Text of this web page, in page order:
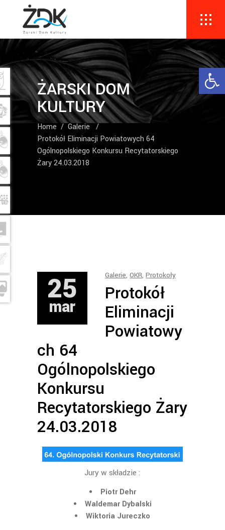
ŻARSKI DOM
KULTURY
Home/Galerie/
Protokół Eliminacji Powiatowych 64
Ogólnopolskiego Konkursu Recytatorskiego
Żary 24.03.2018
25
mar
Galerie, OKR, Protokoły
Protokół
Eliminacji
Powiatowy
ch 64
Ogólnopolskiego
Konkursu
Recytatorskiego Żary
24.03.2018
Jury w składzie :
Piotr Dehr
Waldemar Dybalski
Wiktoria Jureczko